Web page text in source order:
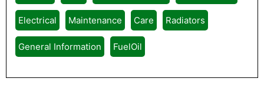
Electrical Maintenance Care Radiators
General Information FuelOil